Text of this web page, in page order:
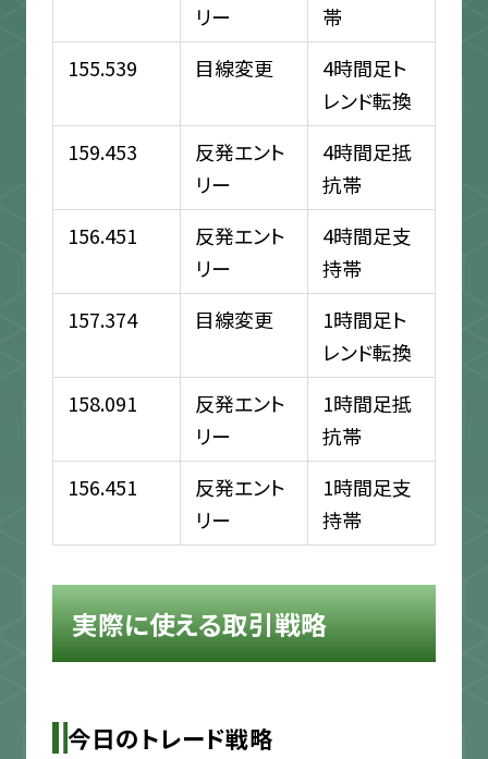
リー
帯
155.539
目線変更
4時間足ト
レンド転換
159.453
反発エント
リー
4時間足抵
抗帯
156.451
反発エント
リー
4時間足支
持帯
157.374
目線変更
1時間足ト
レンド転換
158.091
反発エント
リー
1時間足抵
抗帯
156.451
反発エント
リー
1時間足支
持帯
実際に使える取引戦略
今日のトレード戦略